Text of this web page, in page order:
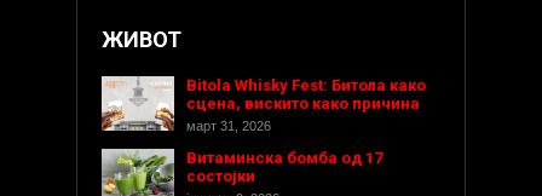
ЖИВОТ
Bitola Whisky Fest: Битола како
сцена, вискито како причина
март 31, 2026
Витаминска бомба од 17
состојки